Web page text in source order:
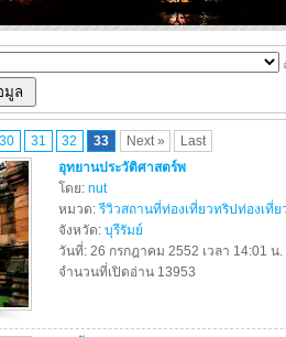
30 31 32 33 Next »
Last
อุทยานประวัติศาสตร์พ
โดย: nut
หมวด:รีวิวสถานที่ท่องเที่ยวทริปท่องเที่ย
จังหวัด: บุรีรัมย์
วันที่: 26 กรกฎาคม 2552 เวลา 14:01 น.
จำนวนที่เปิดอ่าน 13953